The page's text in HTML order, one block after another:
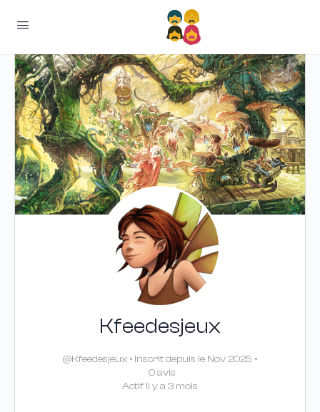
Kfeedesjeux
@Kfeedesjeux • Inscrit depuis le Nov 2025 •
0 avis
Actif Il y a 3 mois